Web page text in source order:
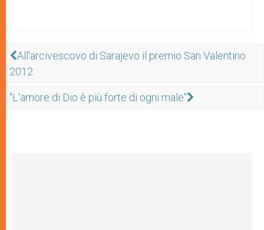
All'arcivescovo di Sarajevo il premio San Valentino
2012
"L'amore di Dio è più forte di ogni male"